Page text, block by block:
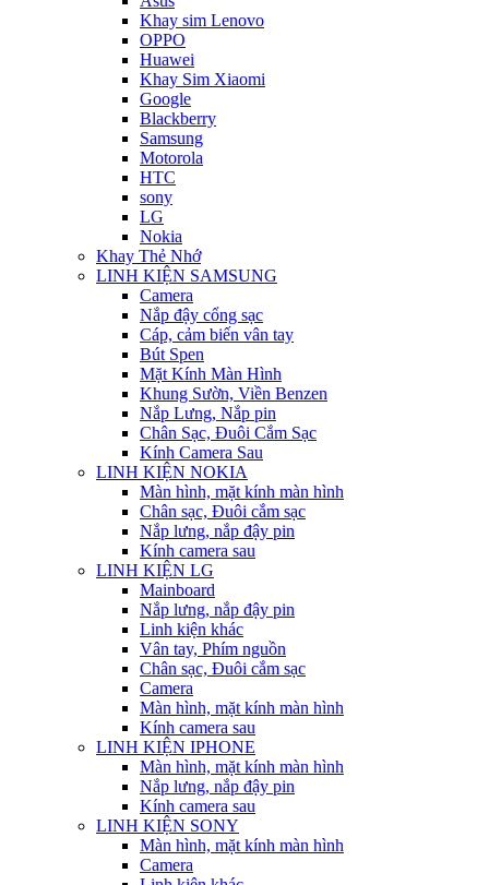
Khay sim Lenovo
OPPO
Huawei
Khay Sim Xiaomi
Google
Blackberry
Samsung
Motorola
HTC
sony
LG
Nokia
Khay Thẻ Nhớ
LINH KIỆN SAMSUNG
Camera
Nắp đậy cổng sạc
Cáp, cảm biến vân tay
Bút Spen
Mặt Kính Màn Hình
Khung Sườn, Viền Benzen
Nắp Lưng, Nắp pin
Chân Sạc, Đuôi Cắm Sạc
Kính Camera Sau
LINH KIỆN NOKIA
Màn hình, mặt kính màn hình
Chân sạc, Đuôi cắm sạc
Nắp lưng, nắp đậy pin
Kính camera sau
LINH KIỆN LG
Mainboard
Nắp lưng, nắp đậy pin
Linh kiện khác
Vân tay, Phím nguồn
Chân sạc, Đuôi cắm sạc
Camera
Màn hình, mặt kính màn hình
Kính camera sau
LINH KIỆN IPHONE
Màn hình, mặt kính màn hình
Nắp lưng, nắp đậy pin
Kính camera sau
LINH KIỆN SONY
Màn hình, mặt kính màn hình
Camera